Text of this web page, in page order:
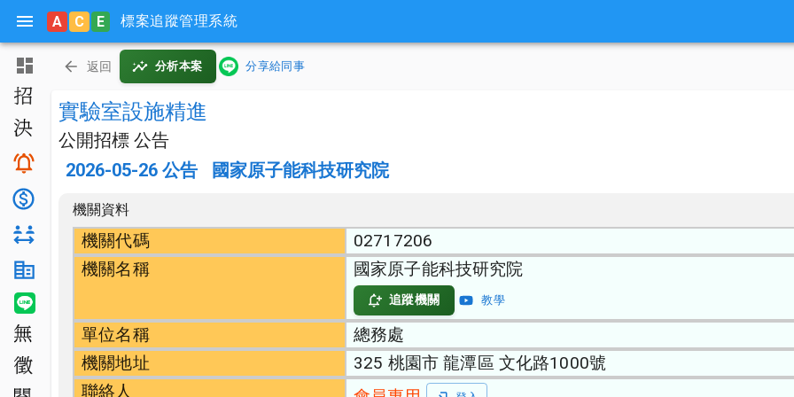
A C E 標案追蹤管理系統
主頁
招標公告
決標公告
搜尋與追蹤
對手分析
機關生態分析
無法決標
公開徵求
返回 分析本案 分享給同事
實驗室設施精進
公開招標 公告
2026-05-26 公告 國家原子能科技研究院
機關資料
機關代碼
02717206
機關名稱
國家原子能科技研究院
追蹤機關 教學
單位名稱
總務處
機關地址
325 桃園市 龍潭區 文化路1000號
聯絡人